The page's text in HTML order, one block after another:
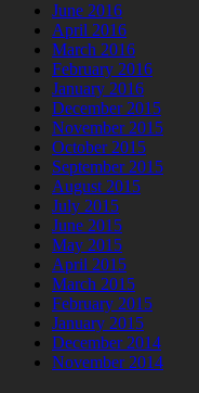
June 2016
April 2016
March 2016
February 2016
January 2016
December 2015
November 2015
October 2015
September 2015
August 2015
July 2015
June 2015
May 2015
April 2015
March 2015
February 2015
January 2015
December 2014
November 2014